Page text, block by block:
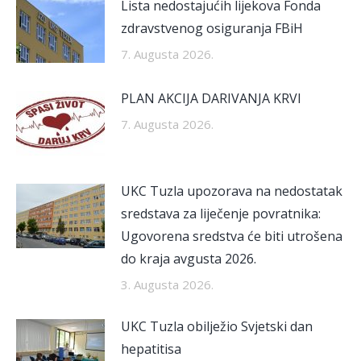
Lista nedostajućih lijekova Fonda
zdravstvenog osiguranja FBiH
7. Augusta 2026.
PLAN AKCIJA DARIVANJA KRVI
7. Augusta 2026.
UKC Tuzla upozorava na nedostatak
sredstava za liječenje povratnika:
Ugovorena sredstva će biti utrošena
do kraja avgusta 2026.
3. Augusta 2026.
UKC Tuzla obilježio Svjetski dan
hepatitisa